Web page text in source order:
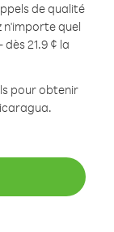
de qualité
n'importe quel
21.9 ¢ la
pour obtenir